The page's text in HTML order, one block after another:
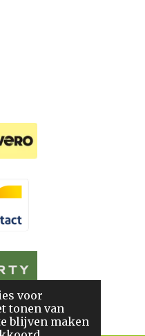
voor
tonen van
blijven maken
Voorwaarden